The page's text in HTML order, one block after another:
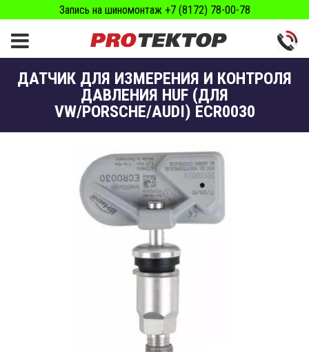
Запись на шиномонтаж +7 (8172) 78-00-78
ДАТЧИК ДЛЯ ИЗМЕРЕНИЯ И КОНТРОЛЯ
ДАВЛЕНИЯ HUF (ДЛЯ
VW/PORSCHE/AUDI) ECR0030